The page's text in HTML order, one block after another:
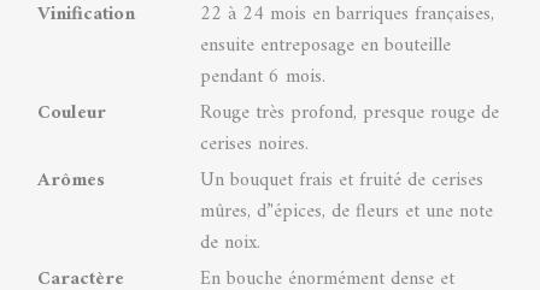
Vinification
22 à 24 mois en barriques françaises,
ensuite entreposage en bouteille
pendant 6 mois.
Couleur
Rouge très profond, presque rouge de
cerises noires.
Arômes
Un bouquet frais et fruité de cerises
mûres, d’'épices, de fleurs et une note
de noix.
Caractère
En bouche énormément dense et